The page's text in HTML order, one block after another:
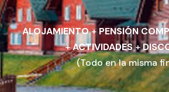
ALOJAMIENTO+PENSIÓN
+ACTIVIDADES+
(Todo en la misma